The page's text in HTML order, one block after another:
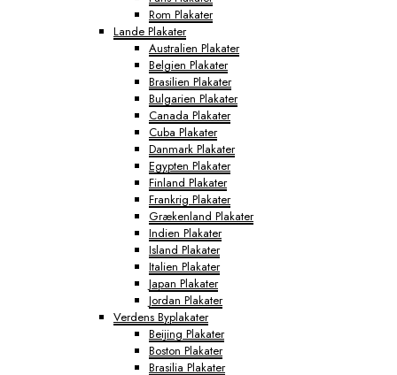
Rom Plakater
Lande Plakater
Australien Plakater
Belgien Plakater
Brasilien Plakater
Bulgarien Plakater
Canada Plakater
Cuba Plakater
Danmark Plakater
Egypten Plakater
Finland Plakater
Frankrig Plakater
Grækenland Plakater
Indien Plakater
Island Plakater
Italien Plakater
Japan Plakater
Jordan Plakater
Verdens Byplakater
Beijing Plakater
Boston Plakater
Brasilia Plakater